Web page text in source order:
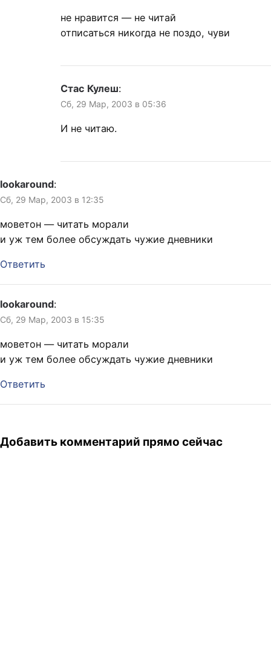
не нравится — не читай
отписаться никогда не поздо, чуви
Стас Кулеш:
Сб, 29 Мар, 2003 в 05:36
И не читаю.
lookaround:
Сб, 29 Мар, 2003 в 12:35
моветон — читать морали
и уж тем более обсуждать чужие дневники
Ответить
lookaround:
Сб, 29 Мар, 2003 в 15:35
моветон — читать морали
и уж тем более обсуждать чужие дневники
Ответить
Добавить комментарий прямо сейчас